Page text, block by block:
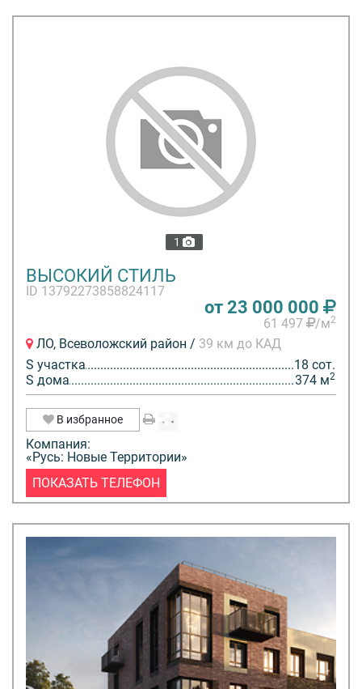
1
ВЫСОКИЙ СТИЛЬ
ID 13792273858824117
от 23 000 000
61 497 /м2
ЛО, Всеволожский район / 39 км до КАД
S участка
18 сот.
S дома
374 м2
В избранное
Компания:
«Русь: Новые Территории»
ПОКАЗАТЬ ТЕЛЕФОН